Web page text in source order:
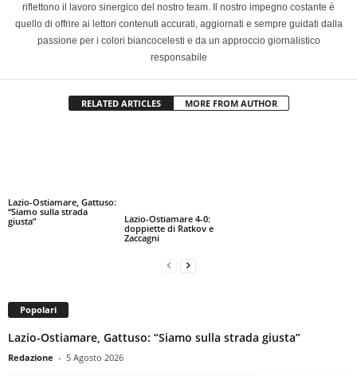
riflettono il lavoro sinergico del nostro team. Il nostro impegno costante è
quello di offrire ai lettori contenuti accurati, aggiornati e sempre guidati dalla
passione per i colori biancocelesti e da un approccio giornalistico
responsabile
RELATED ARTICLES MORE FROM AUTHOR
Lazio-Ostiamare, Gattuso:
“Siamo sulla strada
giusta”
Lazio-Ostiamare 4-0:
doppiette di Ratkov e
Zaccagni
Popolari
Lazio-Ostiamare, Gattuso: “Siamo sulla strada giusta”
Redazione - 5 Agosto 2026